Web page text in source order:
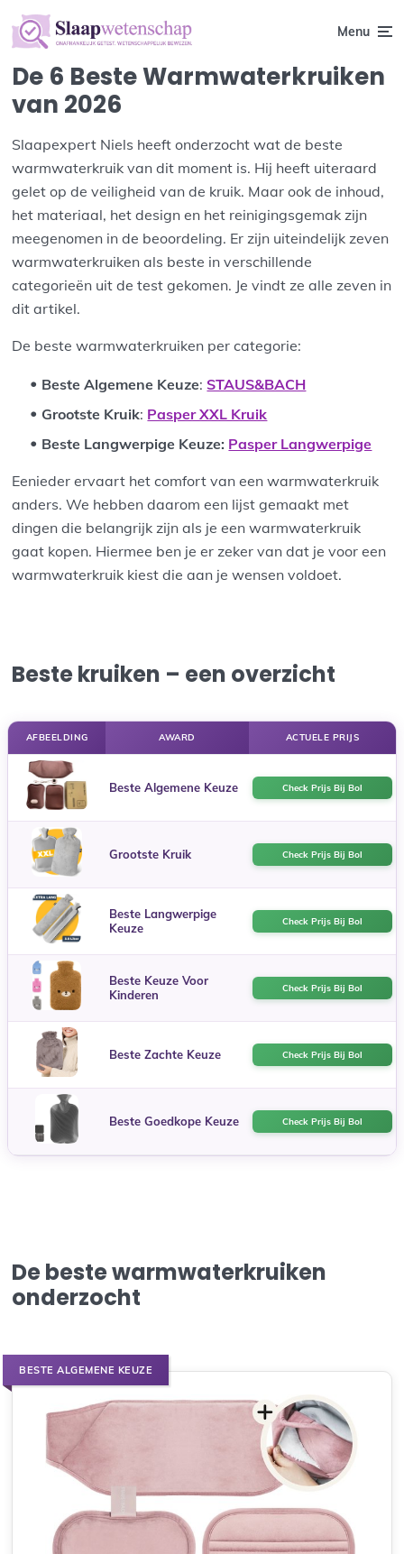
Menu
De 6 Beste Warmwaterkruiken
van 2026
Slaapexpert Niels heeft onderzocht wat de beste
warmwaterkruik van dit moment is. Hij heeft uiteraard
gelet op de veiligheid van de kruik. Maar ook de inhoud,
het materiaal, het design en het reinigingsgemak zijn
meegenomen in de beoordeling. Er zijn uiteindelijk zeven
warmwaterkruiken als beste in verschillende
categorieën uit de test gekomen. Je vindt ze alle zeven in
dit artikel.
De beste warmwaterkruiken per categorie:
Beste Algemene Keuze:STAUS&BACH
Grootste Kruik: Pasper XXL Kruik
Beste Langwerpige Keuze: Pasper Langwerpige
Eenieder ervaart het comfort van een warmwaterkruik
anders. We hebben daarom een lijst gemaakt met
dingen die belangrijk zijn als je een warmwaterkruik
gaat kopen. Hiermee ben je er zeker van dat je voor een
warmwaterkruik kiest die aan je wensen voldoet.
Beste kruiken – een overzicht
AFBEELDING AWARD ACTUELE PRIJS
Beste Algemene Keuze Check Prijs Bij Bol
Grootste Kruik Check Prijs Bij Bol
Beste Langwerpige
Keuze
Check Prijs Bij Bol
Beste Keuze Voor
Kinderen
Check Prijs Bij Bol
Beste Zachte Keuze Check Prijs Bij Bol
Beste Goedkope Keuze Check Prijs Bij Bol
De beste warmwaterkruiken
onderzocht
BESTE ALGEMENE KEUZE